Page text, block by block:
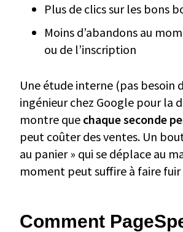
Plus de clics sur les bons
Moins d’abandons au
ou de l’inscription
Une étude interne (pas besoin
ingénieur chez Google pour la
montre que chaque seconde
peut coûter des ventes. Un
au panier » qui se déplace au
moment peut suffire à faire
Comment